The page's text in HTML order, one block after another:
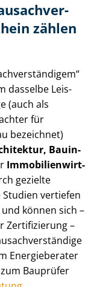
zählen
dasselbe Leis­
(auch als
für
bezeichnet)
Bau­in­
Im­mo­bi­li­en­wirt­
gezielte
vertiefen
können sich –
Zertifizierung –
Energieberater
Bauprüfer